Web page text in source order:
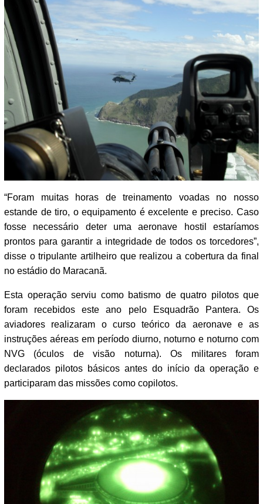
“Foram muitas horas de treinamento voadas no nosso
estande de tiro, o equipamento é excelente e preciso. Caso
fosse necessário deter uma aeronave hostil estaríamos
prontos para garantir a integridade de todos os torcedores”,
disse o tripulante artilheiro que realizou a cobertura da final
no estádio do Maracanã.
Esta operação serviu como batismo de quatro pilotos que
foram recebidos este ano pelo Esquadrão Pantera. Os
aviadores realizaram o curso teórico da aeronave e as
instruções aéreas em período diurno, noturno e noturno com
NVG (óculos de visão noturna). Os militares foram
declarados pilotos básicos antes do início da operação e
participaram das missões como copilotos.